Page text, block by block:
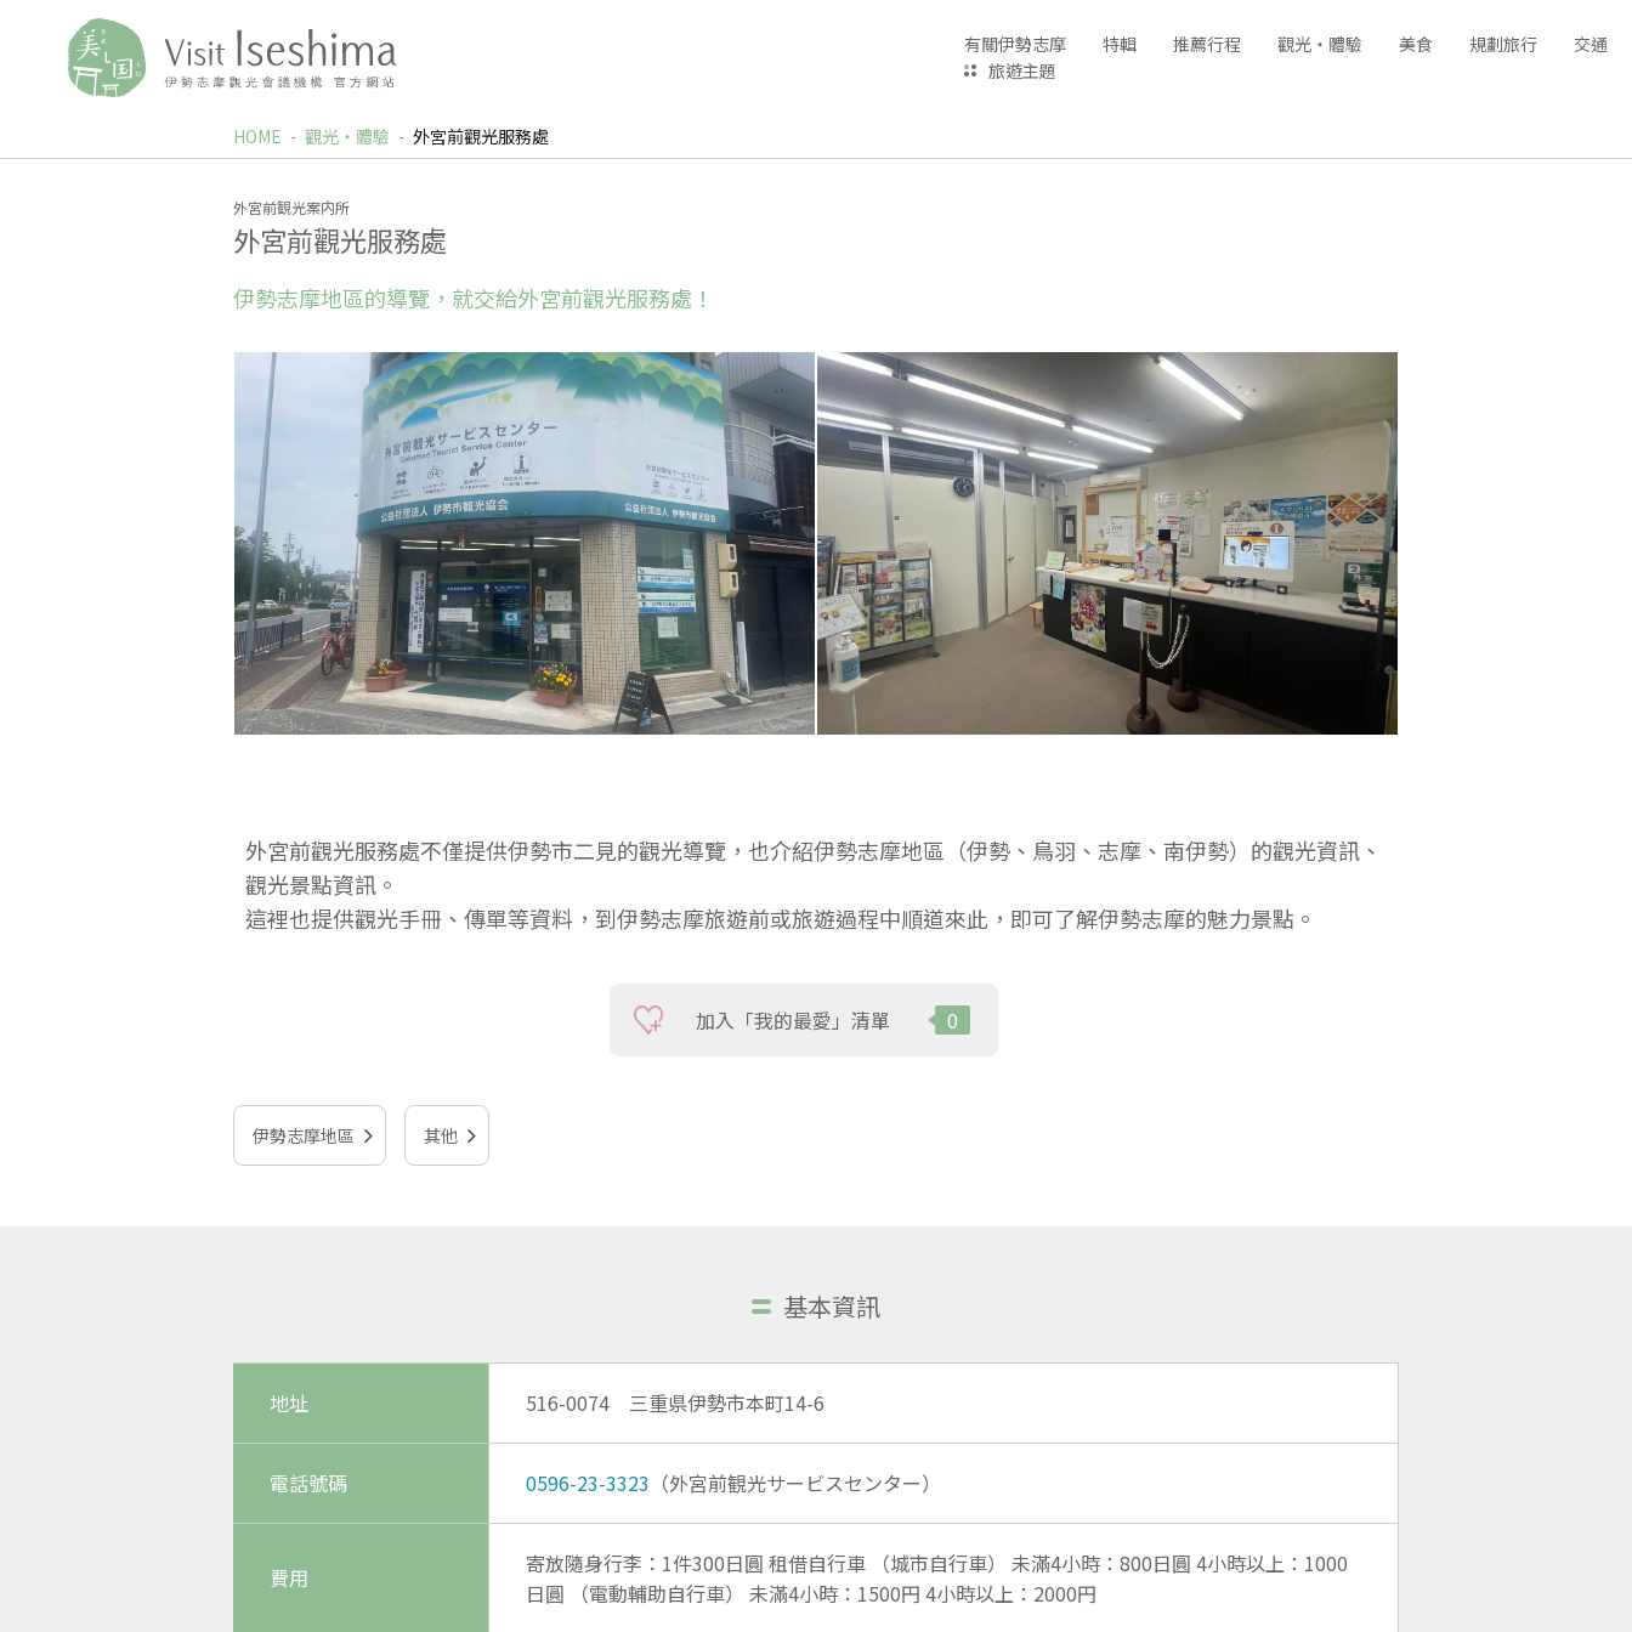
有關伊勢志摩 特輯 推薦行程 觀光‧體驗 美食 規劃旅行
交通
旅遊主題
HOME 觀光‧體驗 外宮前觀光服務處
外宮前観光案内所
外宮前觀光服務處
伊勢志摩地區的導覽，就交給外宮前觀光服務處！
外宮前觀光服務處不僅提供伊勢市二見的觀光導覽，也介紹伊勢志摩地區（伊勢、鳥羽、志摩、南伊勢）的觀光資訊、
觀光景點資訊。
這裡也提供觀光手冊、傳單等資料，到伊勢志摩旅遊前或旅遊過程中順道來此，即可了解伊勢志摩的魅力景點。
加入「我的最愛」清單 0
伊勢志摩地區 其他
基本資訊
地址 516-0074 三重県伊勢市本町14-6
電話號碼 0596-23-3323 （外宮前観光サービスセンター）
費用
寄放隨身行李：1件300日圓 租借自行車 （城市自行車） 未滿4小時：800日圓 4小時以上：1000
日圓 （電動輔助自行車） 未滿4小時：1500円 4小時以上：2000円